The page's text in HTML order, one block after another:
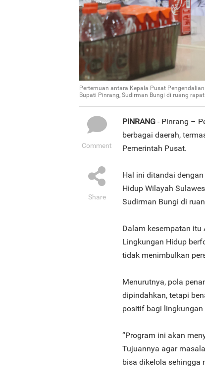
Pertemuan antara Kepala Pusat
Bupati Pinrang, Sudirman Bungi di ruang
Comment
Share
PINRANG - Pinrang –
berbagai daerah,
Pemerintah Pusat.
Hal ini ditandai
Hidup Wilayah
Sudirman Bungi di
Dalam kesempatan itu
Lingkungan Hidup
tidak menimbulkan
Menurutnya, pola
dipindahkan, tetapi
positif bagi lingkungan
“Program ini akan
Tujuannya agar
bisa dikelola sehingga